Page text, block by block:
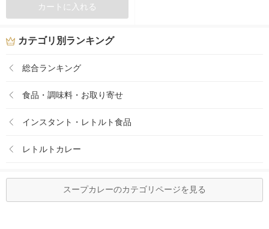
カートに入れる
カテゴリ別ランキング
総合ランキング
食品・調味料・お取り寄せ
インスタント・レトルト食品
レトルトカレー
スープカレーのカテゴリページを見る